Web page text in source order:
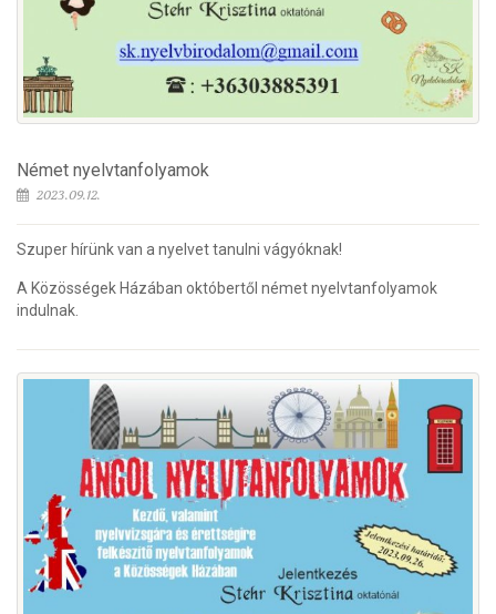
Német nyelvtanfolyamok
2023.09.12.
Szuper hírünk van a nyelvet tanulni vágyóknak!
A Közösségek Házában októbertől német nyelvtanfolyamok
indulnak.